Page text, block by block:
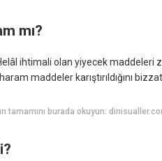
mı?
ihtimali olan yiyecek maddeleri
maddeler karıştırıldığını
tamamını burada okuyun: